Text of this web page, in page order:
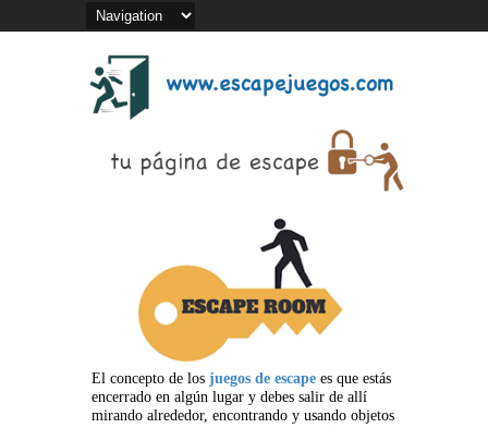
El concepto de los juegos de escape es que estás
encerrado en algún lugar y debes salir de allí
mirando alrededor, encontrando y usando objetos